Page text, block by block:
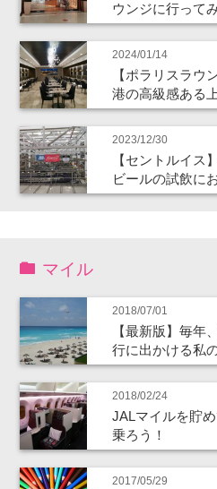
ウンジに行って
2024/01/14
【ポラリスラウ
港の高級感ある
2023/12/30
【セントルイス
ビールの試飲に
マイル
2018/07/01
【最新版】毎年
行に出かける私
2018/02/24
JALマイルを貯
乗ろう！
2017/05/29